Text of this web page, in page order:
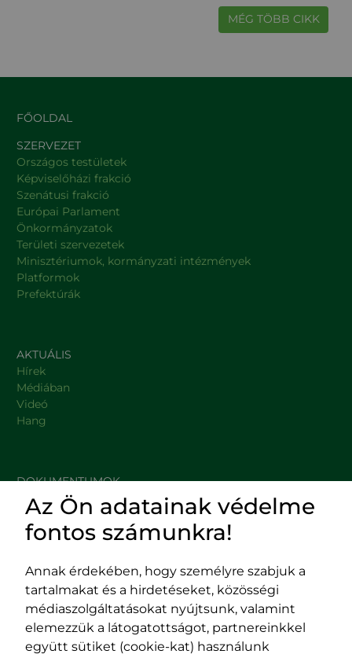
MÉG TÖBB CIKK
FŐOLDAL
SZERVEZET
Országos testületek
Képviselőházi frakció
Szenátusi frakció
Európai Parlament
Önkormányzatok
Területi szervezetek
Minisztériumok, kormányzati intézmények
Platformok
Prefektúrák
AKTUÁLIS
Hírek
Médiában
Videó
Hang
DOKUMENTUMOK
HASZNOS LINKEK
Impresszum
Adatvédelmi szabályzat
EPP program
Az Ön adatainak védelme
fontos számunkra!
Annak érdekében, hogy személyre szabjuk a
tartalmakat és a hirdetéseket, közösségi
médiaszolgáltatásokat nyújtsunk, valamint
elemezzük a látogatottságot, partnereinkkel
együtt sütiket (cookie-kat) használunk